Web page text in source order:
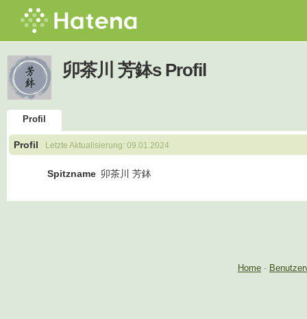
卯茶川 芳鉢s Profil
Profil
Profil Letzte Aktualisierung: 09.01.2024
Spitzname 卯茶川 芳鉢
Home -